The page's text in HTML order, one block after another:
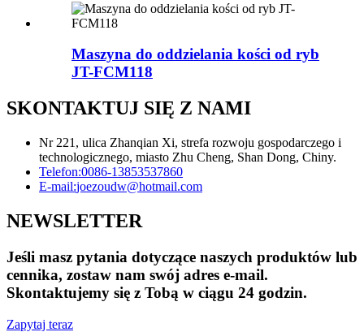
Maszyna do oddzielania kości od ryb
JT-FCM118
SKONTAKTUJ SIĘ Z NAMI
Nr 221, ulica Zhanqian Xi, strefa rozwoju gospodarczego i
technologicznego, miasto Zhu Cheng, Shan Dong, Chiny.
Telefon:0086-13853537860
E-mail:joezoudw@hotmail.com
NEWSLETTER
Jeśli masz pytania dotyczące naszych produktów lub
cennika, zostaw nam swój adres e-mail.
Skontaktujemy się z Tobą w ciągu 24 godzin.
Zapytaj teraz